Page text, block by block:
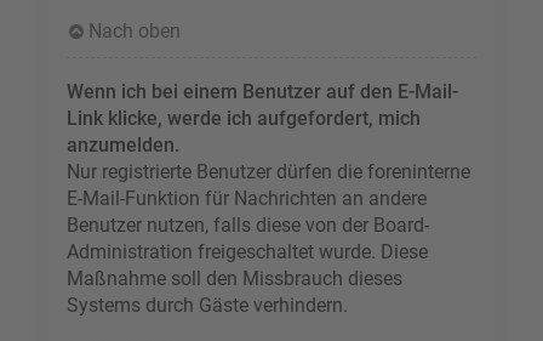
Nach oben
Wenn ich bei einem Benutzer auf den E-Mail-
Link klicke, werde ich aufgefordert, mich
anzumelden.
Nur registrierte Benutzer dürfen die foreninterne
E-Mail-Funktion für Nachrichten an andere
Benutzer nutzen, falls diese von der Board-
Administration freigeschaltet wurde. Diese
Maßnahme soll den Missbrauch dieses
Systems durch Gäste verhindern.